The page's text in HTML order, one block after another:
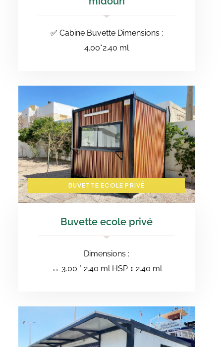
✅ ⁠Cabine Buvette Dimensions :
4.00*2.40 ml
BUVETTE ECOLE PRIVÉ
Buvette ecole privé
Dimensions :
↔️ 3.00 * 2.40 ml HSP ↕️ 2.40 ml